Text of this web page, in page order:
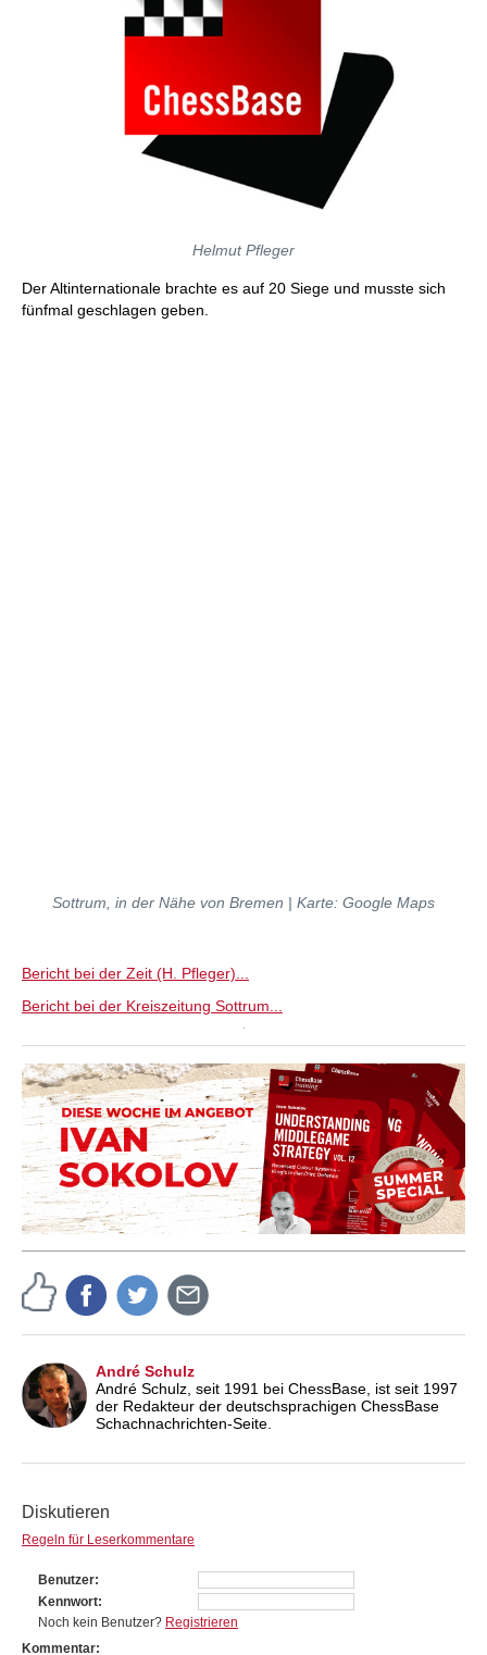
Helmut Pfleger
Der Altinternationale brachte es auf 20 Siege und musste sich
fünfmal geschlagen geben.
Sottrum, in der Nähe von Bremen | Karte: Google Maps
Bericht bei der Zeit (H. Pfleger)...
Bericht bei der Kreiszeitung Sottrum...
André Schulz
André Schulz, seit 1991 bei ChessBase, ist seit 1997
der Redakteur der deutschsprachigen ChessBase
Schachnachrichten-Seite.
Diskutieren
Regeln für Leserkommentare
Benutzer
Kennwort
Noch kein Benutzer? Registrieren
Kommentar